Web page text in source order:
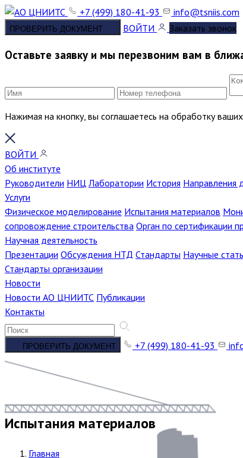
+7 (499) 180-41-93 info@tsniis.com
ПРОВЕРИТЬ ДОКУМЕНТ ВОЙТИ Заказать звонок
Оставьте заявку и мы перезвоним вам в
Нажимая на кнопку, вы соглашаетесь на обработку
ВОЙТИ
Об институте
Руководители НИЦ Лаборатории История Направления
Услуги
Физическое моделирование Испытания материалов
сопровождение строительства Орган по сертификации
Научная деятельность
Презентации Обсуждения НТД Стандарты Научные
Стандарты организации
Новости
Новости АО ЦНИИТС Публикации
Контакты
ПРОВЕРИТЬ ДОКУМЕНТ +7 (499) 180-41-93
Испытания материалов
Главная